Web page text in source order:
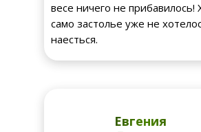
весе ничего не прибавилось!
само застолье уже не
наесться.
Евгения